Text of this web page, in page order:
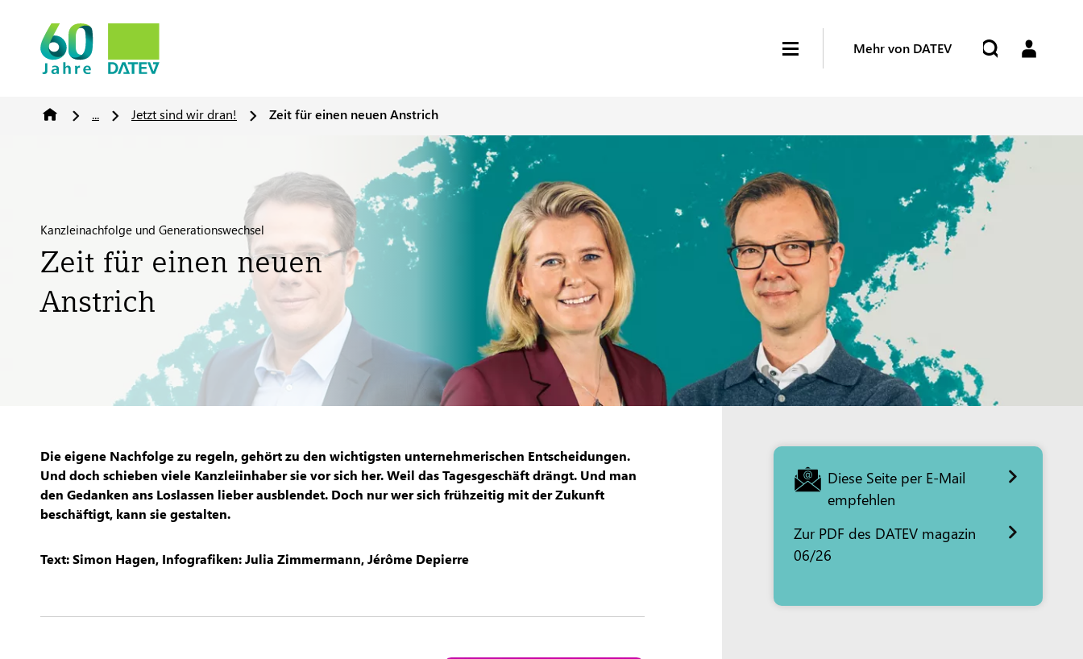
Mehr von DATEV
... Jetzt sind wir dran! Zeit für einen neuen Anstrich
Kanzleinachfolge und Generationswechsel
Zeit für einen neuen
Anstrich
Die eigene Nachfolge zu regeln, gehört zu den wichtigsten unternehmerischen Entscheidungen.
Und doch schieben viele Kanzleiinhaber sie vor sich her. Weil das Tagesgeschäft drängt. Und man
den Gedanken ans Loslassen lieber ausblendet. Doch nur wer sich frühzeitig mit der Zukunft
beschäftigt, kann sie gestalten.
Text: Simon Hagen, Infografiken: Julia Zimmermann, Jérôme Depierre
Diese Seite per E-Mail
empfehlen
Zur PDF des DATEV magazin
06/26